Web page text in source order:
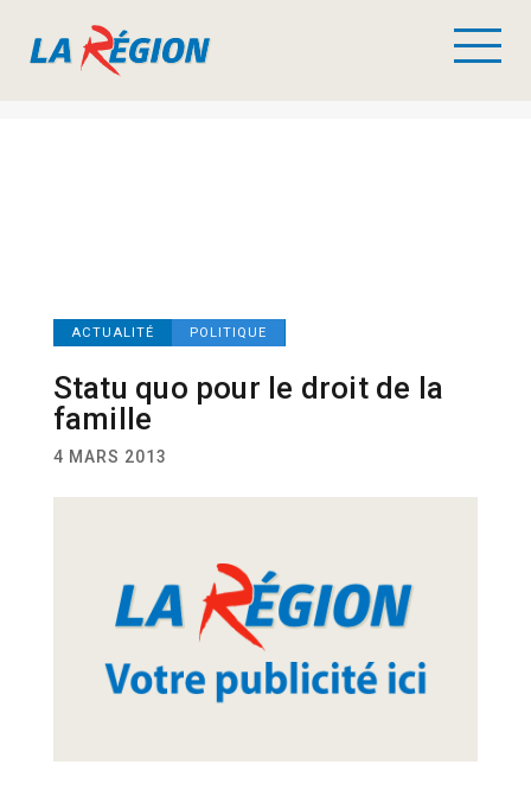
ACTUALITÉ POLITIQUE
Statu quo pour le droit de la
famille
4 MARS 2013